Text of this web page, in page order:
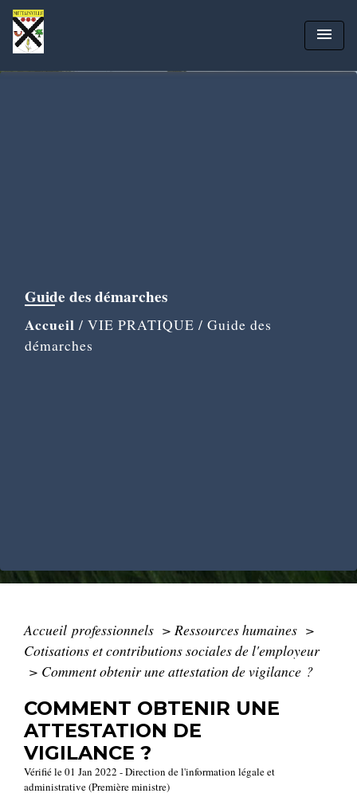
menu
Guide des démarches
Accueil / VIE PRATIQUE / Guide des
démarches
Accueil professionnels > Ressources humaines >
Cotisations et contributions sociales de l'employeur
> Comment obtenir une attestation de vigilance ?
COMMENT OBTENIR UNE
ATTESTATION DE
VIGILANCE ?
Vérifié le 01 Jan 2022 - Direction de l'information légale et
administrative (Première ministre)